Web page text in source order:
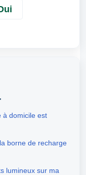
à domicile est
borne de recharge
lumineux sur ma